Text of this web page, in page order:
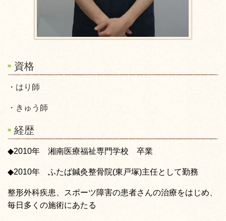
資格
・はり師
・きゅう師
経歴
◆2010年 湘南医療福祉専門学校 卒業
◆2010年 ふたば鍼灸整骨院(東戸塚)主任として勤務
整形外科疾患、スポーツ障害の患者さんの治療をはじめ、
毎日多くの施術にあたる